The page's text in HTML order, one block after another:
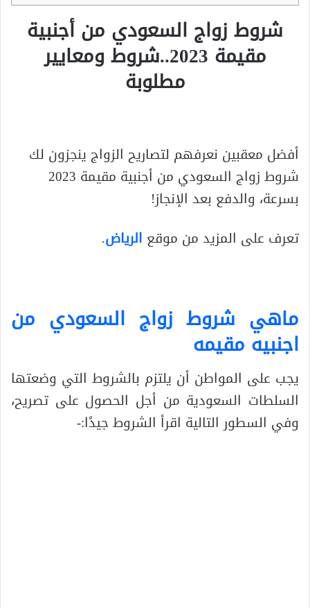
شروط زواج السعودي من أجنبية
مقيمة 2023..شروط ومعايير
مطلوبة
أفضل معقبين نعرفهم لتصاريح الزواج ينجزون لك
شروط زواج السعودي من أجنبية مقيمة 2023
بسرعة، والدفع بعد الإنجاز!
تعرف على المزيد من موقع الرياض.
ماهي شروط زواج السعودي من
اجنبيه مقيمه
يجب على المواطن أن يلتزم بالشروط التي وضعتها
السلطات السعودية من أجل الحصول على تصريح،
وفي السطور التالية اقرأ الشروط جيدًا:-